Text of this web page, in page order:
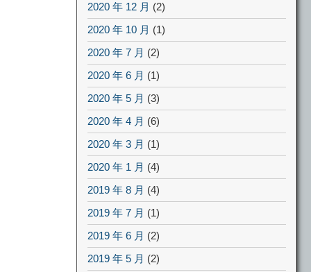
2020 年 12 月 (2)
2020 年 10 月 (1)
2020 年 7 月 (2)
2020 年 6 月 (1)
2020 年 5 月 (3)
2020 年 4 月 (6)
2020 年 3 月 (1)
2020 年 1 月 (4)
2019 年 8 月 (4)
2019 年 7 月 (1)
2019 年 6 月 (2)
2019 年 5 月 (2)